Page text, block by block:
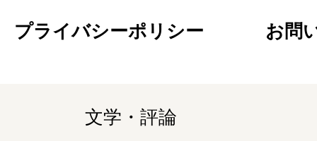
プライバシーポリシー お問
文学・評論